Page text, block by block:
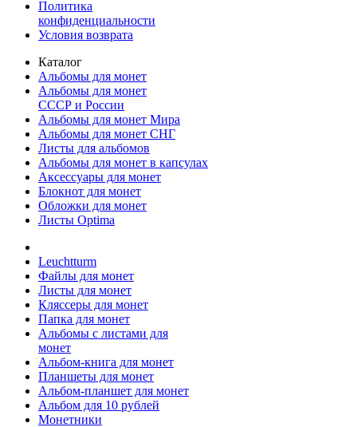
Политика
конфиденциальности
Условия возврата
Каталог
Альбомы для монет
Альбомы для монет
СССР и России
Альбомы для монет Мира
Альбомы для монет СНГ
Листы для альбомов
Альбомы для монет в капсулах
Аксессуары для монет
Блокнот для монет
Обложки для монет
Листы Optima
Leuchtturm
Файлы для монет
Листы для монет
Кляссеры для монет
Папка для монет
Альбомы с листами для
монет
Альбом-книга для монет
Планшеты для монет
Альбом-планшет для монет
Альбом для 10 рублей
Монетники